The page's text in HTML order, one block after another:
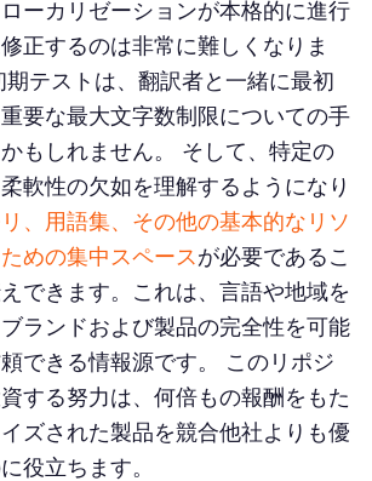
ーカリゼーションが本格的に進行
正するのは非常に難しくなりま
テストは、翻訳者と一緒に最初
要な最大文字数制限についての手
もしれません。 そして、特定の
軟性の欠如を理解するようになり
、用語集、その他の基本的なリソ
めの集中スペースが必要であるこ
できます。これは、言語や地域を
ランドおよび製品の完全性を可能
できる情報源です。 このリポジ
する努力は、何倍もの報酬をもた
ズされた製品を競合他社よりも優
役立ちます。